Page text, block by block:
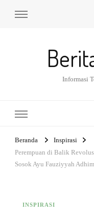
Informasi
Beranda
Inspirasi
Perempuan di Balik
Sosok Ayu Fauziyyah
INSPIRASI